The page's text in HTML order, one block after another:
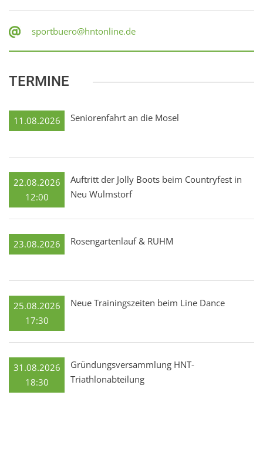
sportbuero@hntonline.de
TERMINE
11.08.2026 Seniorenfahrt an die Mosel
22.08.2026
12:00
Auftritt der Jolly Boots beim Countryfest in
Neu Wulmstorf
23.08.2026 Rosengartenlauf & RUHM
25.08.2026
17:30
Neue Trainingszeiten beim Line Dance
31.08.2026
18:30
Gründungsversammlung HNT-
Triathlonabteilung